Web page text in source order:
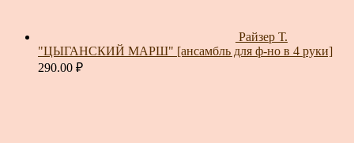
Райзер Т.
"ЦЫГАНСКИЙ МАРШ" [ансамбль для ф-но в 4 руки]
290.00 ₽